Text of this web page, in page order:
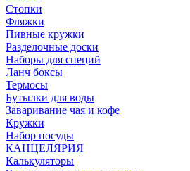
Стопки
Фляжки
Пивные кружки
Разделочные доски
Наборы для специй
Ланч боксы
Термосы
Бутылки для воды
Заваривание чая и кофе
Кружки
Набор посуды
КАНЦЕЛЯРИЯ
Калькуляторы